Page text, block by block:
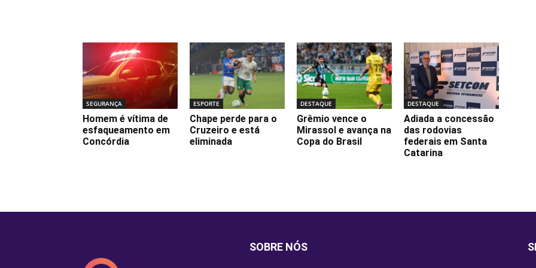
SEGURANÇA
Homem é vítima de
esfaqueamento em
Concórdia
ESPORTE
Chape perde para o
Cruzeiro e está
eliminada
DESTAQUE
Grêmio vence o
Mirassol e avança na
Copa do Brasil
DESTAQUE
Adiada a concessão
das rodovias
federais em Santa
Catarina
SOBRE NÓS